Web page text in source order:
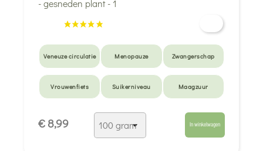
Veneuze circulatie Menopauze Zwangerschap
Vrouwenfiets Suikerniveau Maagzuur
Droge hoest en
€ 8,99 In winkelwagen